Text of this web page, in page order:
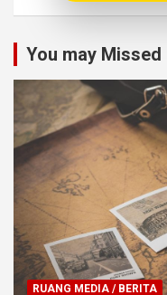
You may Missed
RUANG MEDIA / BERITA